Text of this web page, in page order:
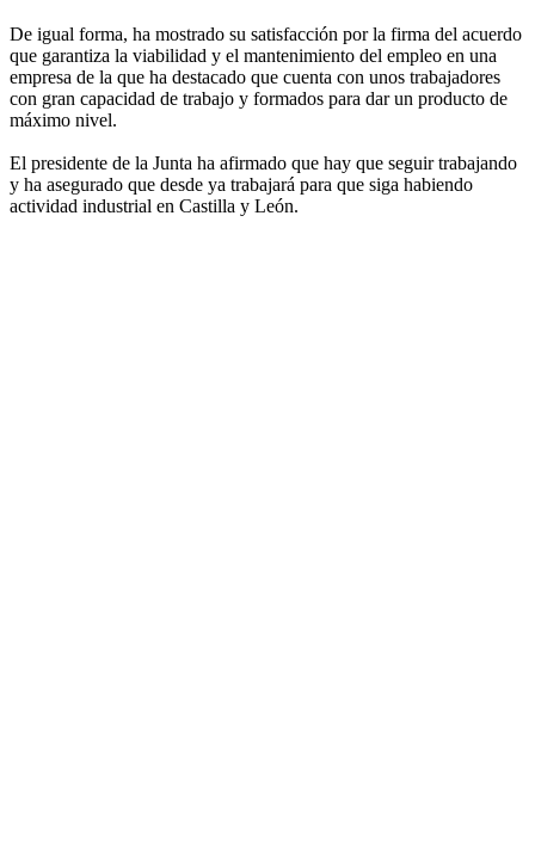
De igual forma, ha mostrado su satisfacción por la firma del acuerdo
que garantiza la viabilidad y el mantenimiento del empleo en una
empresa de la que ha destacado que cuenta con unos trabajadores
con gran capacidad de trabajo y formados para dar un producto de
máximo nivel.
El presidente de la Junta ha afirmado que hay que seguir trabajando
y ha asegurado que desde ya trabajará para que siga habiendo
actividad industrial en Castilla y León.